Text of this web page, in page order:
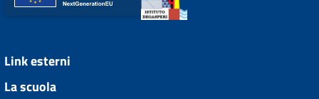
Link esterni
La scuola